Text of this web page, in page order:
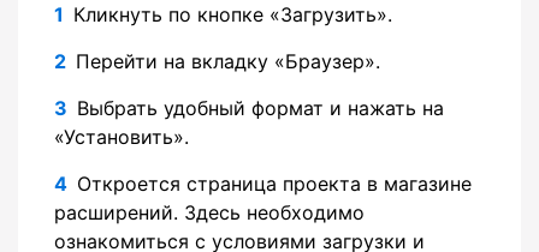
Кликнуть по кнопке «Загрузить».
Перейти на вкладку «Браузер».
Выбрать удобный формат и нажать на
«Установить».
Откроется страница проекта в магазине
расширений. Здесь необходимо
ознакомиться с условиями загрузки и